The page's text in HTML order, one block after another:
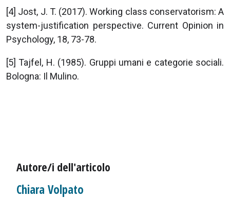
[4] Jost, J. T. (2017). Working class conservatorism: A
system-justification perspective. Current Opinion in
Psychology, 18, 73-78.
[5] Tajfel, H. (1985). Gruppi umani e categorie sociali.
Bologna: Il Mulino.
Autore/i dell'articolo
Chiara Volpato